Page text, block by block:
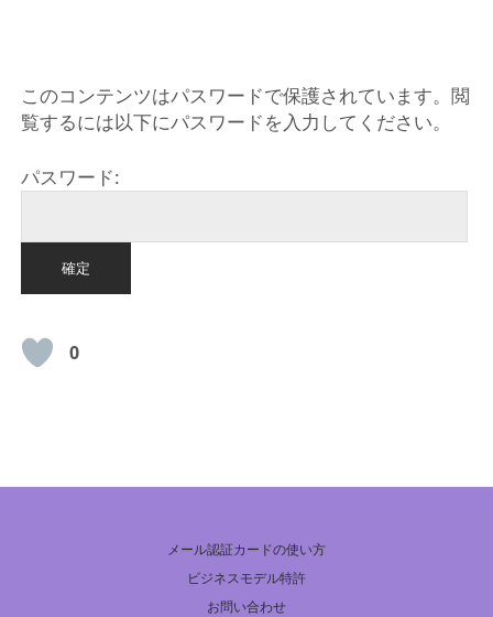
このコンテンツはパスワードで保護されています。閲
覧するには以下にパスワードを入力してください。
パスワード:
0
メール認証カードの使い方
ビジネスモデル特許
お問い合わせ